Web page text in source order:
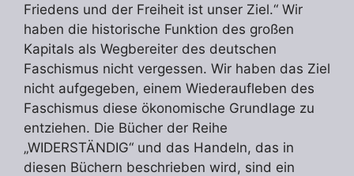
Friedens und der Freiheit ist unser Ziel.“ Wir
haben die historische Funktion des großen
Kapitals als Wegbereiter des deutschen
Faschismus nicht vergessen. Wir haben das Ziel
nicht aufgegeben, einem Wiederaufleben des
Faschismus diese ökonomische Grundlage zu
entziehen. Die Bücher der Reihe
„WIDERSTÄNDIG“ und das Handeln, das in
diesen Büchern beschrieben wird, sind ein